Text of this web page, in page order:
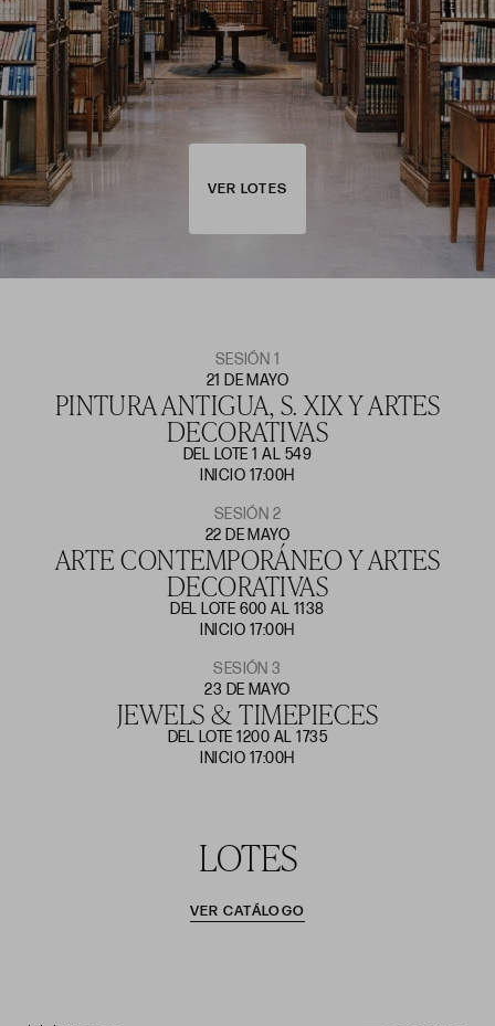
VER LOTES
SESIÓN 1
21 DE MAYO
PINTURA ANTIGUA, S. XIX Y ARTES
DECORATIVAS
DEL LOTE 1 AL 549
INICIO 17:00H
SESIÓN 2
22 DE MAYO
ARTE CONTEMPORÁNEO Y ARTES
DECORATIVAS
DEL LOTE 600 AL 1138
INICIO 17:00H
SESIÓN 3
23 DE MAYO
JEWELS & TIMEPIECES
DEL LOTE 1200 AL 1735
INICIO 17:00H
LOTES
VER CATÁLOGO